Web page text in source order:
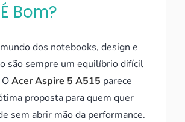
Bom?
dos notebooks, design e
são sempre um equilíbrio difícil
Acer Aspire 5 A515 parece
proposta para quem quer
sem abrir mão da performance.